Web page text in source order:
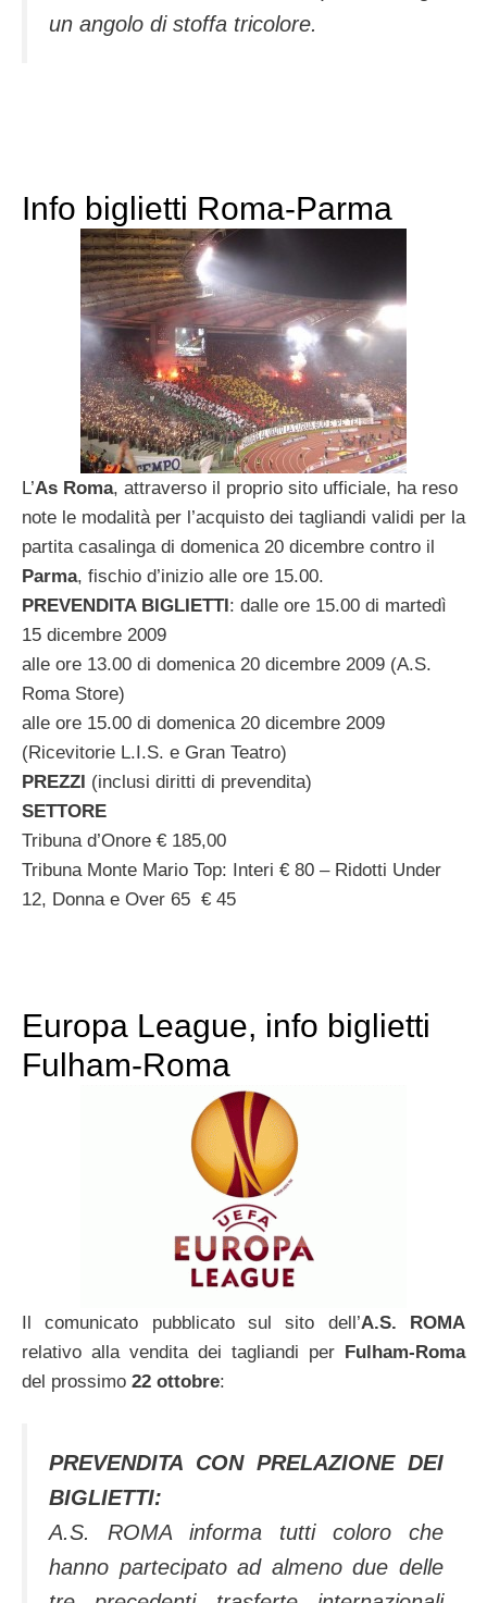
un angolo di stoffa tricolore.
Info biglietti Roma-Parma
L’As Roma, attraverso il proprio sito ufficiale, ha reso
note le modalità per l’acquisto dei tagliandi validi per la
partita casalinga di domenica 20 dicembre contro il
Parma, fischio d’inizio alle ore 15.00.
PREVENDITA BIGLIETTI: dalle ore 15.00 di martedì
15 dicembre 2009
alle ore 13.00 di domenica 20 dicembre 2009 (A.S.
Roma Store)
alle ore 15.00 di domenica 20 dicembre 2009
(Ricevitorie L.I.S. e Gran Teatro)
PREZZI (inclusi diritti di prevendita)
SETTORE
Tribuna d’Onore € 185,00
Tribuna Monte Mario Top: Interi € 80 – Ridotti Under
12, Donna e Over 65 € 45
Europa League, info biglietti
Fulham-Roma
Il comunicato pubblicato sul sito dell’A.S. ROMA
relativo alla vendita dei tagliandi per Fulham-Roma
del prossimo 22 ottobre:
PREVENDITA CON PRELAZIONE DEI
BIGLIETTI:
A.S. ROMA informa tutti coloro che
hanno partecipato ad almeno due delle